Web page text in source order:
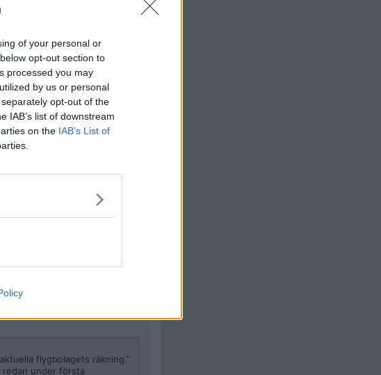
of your personal or
opt-out section to
processed you may
by us or personal
opt-out of the
IAB’s list of downstream
on the IAB’s List of
mot exempelvis i USA. Har
Endast i undantagsfall kan
summa då de även har s.k.
jag redan nämnt,
hur juridiken fungerar
men personligen kan jag
klädregler.
flygbolagets räkning.”
redan under första